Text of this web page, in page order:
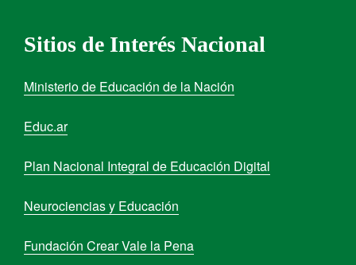
Sitios de Interés Nacional
Ministerio de Educación de la Nación
Educ.ar
Plan Nacional Integral de Educación Digital
Neurociencias y Educación
Fundación Crear Vale la Pena